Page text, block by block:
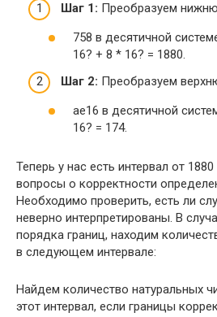
Шаг 1: Преобразуем
758 в десятичной
16? + 8 * 16? = 1880.
Шаг 2: Преобразуем
ae16 в десятичной
16? = 174.
Теперь у нас есть интервал от
вопросы о корректности
Необходимо проверить, есть ли
неверно интерпретированы. В
порядка границ, находим
в следующем интервале:
Найдем количество натуральных
этот интервал, если границы